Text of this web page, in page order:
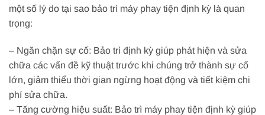
một số lý do tại sao bảo trì máy phay tiện định kỳ là quan
trọng:
– Ngăn chặn sự cố: Bảo trì định kỳ giúp phát hiện và sửa
chữa các vấn đề kỹ thuật trước khi chúng trở thành sự cố
lớn, giảm thiểu thời gian ngừng hoạt động và tiết kiệm chi
phí sửa chữa.
– Tăng cường hiệu suất: Bảo trì máy phay tiện định kỳ giúp